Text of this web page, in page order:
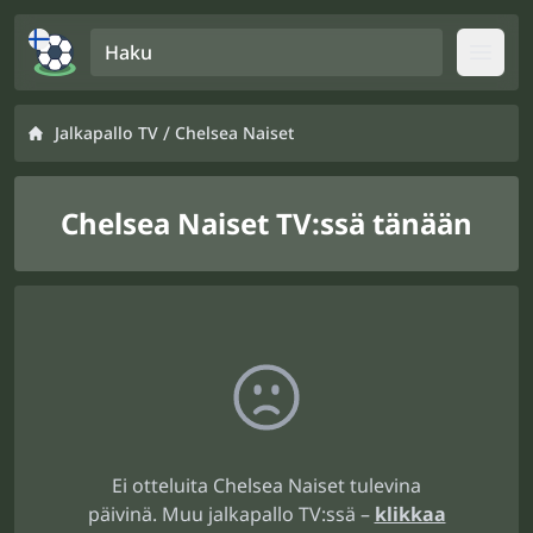
Jalkapallo TV / Chelsea Naiset
Chelsea Naiset TV:ssä tänään
Ei otteluita Chelsea Naiset tulevina
päivinä. Muu jalkapallo TV:ssä – klikkaa